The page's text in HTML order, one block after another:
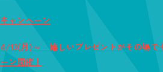
キャンペーン
4/13(月)～ 嬉しいプレゼントがその場で
ーン開催！